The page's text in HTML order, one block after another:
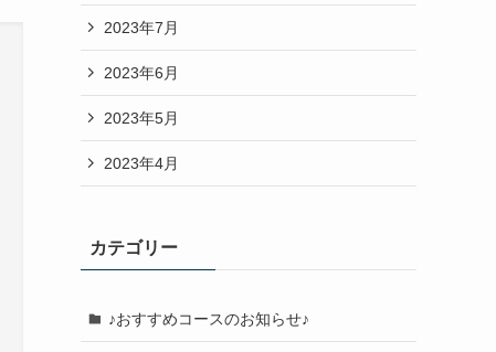
2023年7月
2023年6月
2023年5月
2023年4月
カテゴリー
♪おすすめコースのお知らせ♪